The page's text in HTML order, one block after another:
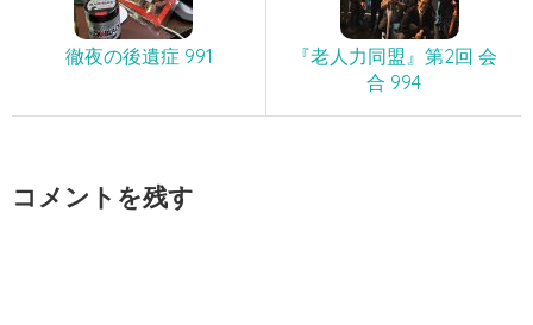
徹夜の後遺症 991
『老人力同盟』第2回 会
合 994
コメントを残す